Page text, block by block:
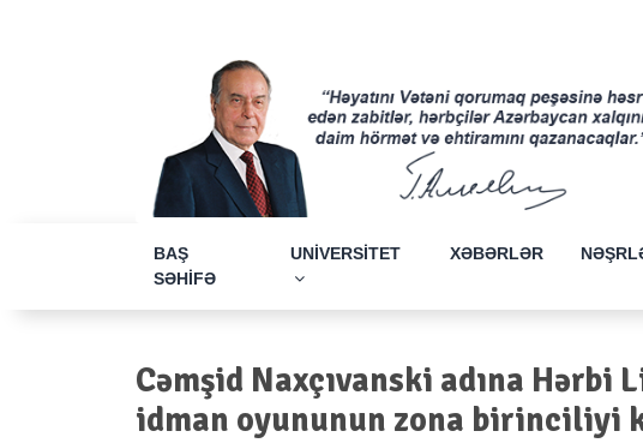
BAŞ
SƏHİFƏ
UNİVERSİTET XƏBƏRLƏR
Cəmşid Naxçıvanski adına Hərbi
idman oyununun zona birinciliyi